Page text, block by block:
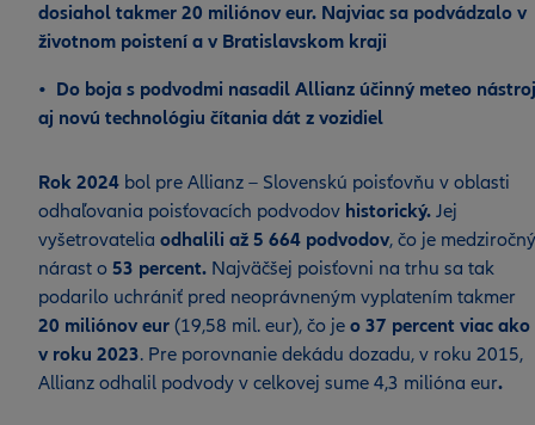
dosiahol takmer 20 miliónov eur. Najviac sa podvádzalo v
životnom poistení a v Bratislavskom kraji
• Do boja s podvodmi nasadil Allianz účinný meteo
aj novú technológiu čítania dát z vozidiel
Rok 2024 bol pre Allianz – Slovenskú poisťovňu v oblasti
odhaľovania poisťovacích podvodov historický. Jej
vyšetrovatelia odhalili až 5 664 podvodov, čo je medziročný
nárast o 53 percent. Najväčšej poisťovni na trhu sa tak
podarilo uchrániť pred neoprávneným vyplatením takmer
20 miliónov eur (19,58 mil. eur), čo je o 37 percent viac ako
v roku 2023. Pre porovnanie dekádu dozadu, v roku 2015,
Allianz odhalil podvody v celkovej sume 4,3 milióna eur.